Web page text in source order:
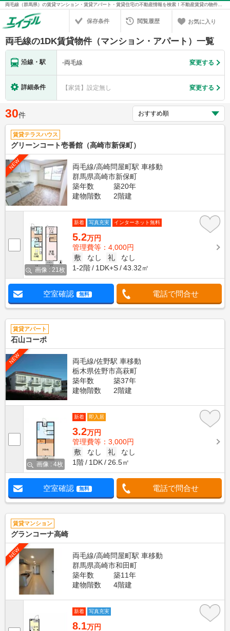
両毛線（群馬県）の賃貸マンション・賃貸アパート・賃貸住宅の不動産情報を検索！不動産賃貸の物件探しは、お部屋探しのエイブル
保存条件 閲覧履歴 お気に入り
両毛線の1DK賃貸物件（マンション・アパート）一覧
沿線・駅 -両毛線 変更する
詳細条件 【家賃】設定無し 変更する
30件
賃貸テラスハウス
グリーンコート壱番館（高崎市新保町）
NEW
両毛線/高崎問屋町駅 車移動
群馬県高崎市新保町
築年数
築20年
建物階数
2階建
画像 : 21枚
新着 写真充実 インターネット無料
5.2万円
管理費等：4,000円
敷
なし 礼
なし
1-2階
1DK+S 43.32㎡
空室確認 無料 電話で問合せ
賃貸アパート
石山コーポ
NEW
両毛線/佐野駅 車移動
栃木県佐野市高萩町
築年数
築37年
建物階数
2階建
画像 : 4枚
新着 即入居
3.2万円
管理費等：3,000円
敷
なし 礼
なし
1階
1DK 26.5㎡
空室確認 無料 電話で問合せ
賃貸マンション
グランコーナ高崎
NEW
両毛線/高崎問屋町駅 車移動
群馬県高崎市和田町
築年数
築11年
建物階数
4階建
新着 写真充実
8.1万円